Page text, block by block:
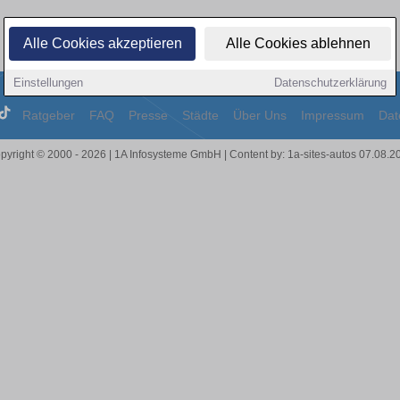
Alle Cookies akzeptieren Alle Cookies ablehnen
Einstellungen Datenschutzerklärung
Ratgeber FAQ Presse Städte Über Uns Impressum
© 2000 - 2026 | 1A Infosysteme GmbH | Content by: 1a-sites-autos